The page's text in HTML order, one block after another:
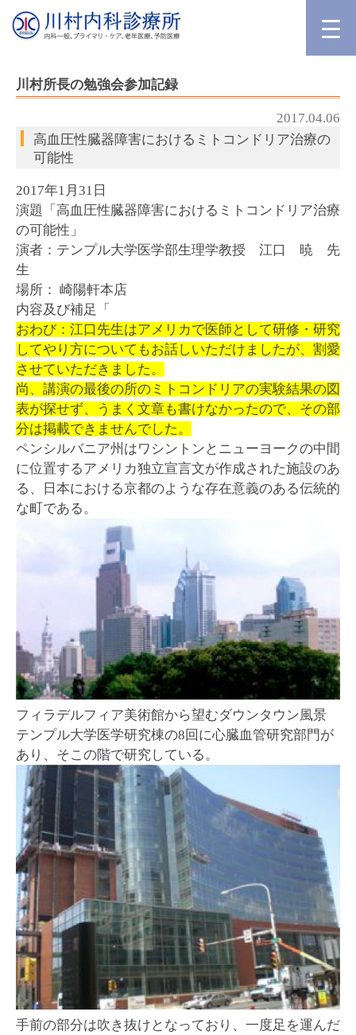
川村所長の勉強会参加記録
2017.04.06
高血圧性臓器障害におけるミトコンドリア治療の
可能性
2017年1月31日
演題「高血圧性臓器障害におけるミトコンドリア治療
の可能性」
演者：テンプル大学医学部生理学教授 江口 暁 先
生
場所： 崎陽軒本店
内容及び補足「
おわび：江口先生はアメリカで医師として研修・研究
してやり方についてもお話しいただけましたが、割愛
させていただきました。
尚、講演の最後の所のミトコンドリアの実験結果の図
表が探せず、うまく文章も書けなかったので、その部
分は掲載できませんでした。
ペンシルバニア州はワシントンとニューヨークの中間
に位置するアメリカ独立宣言文が作成された施設のあ
る、日本における京都のような存在意義のある伝統的
な町である。
フィラデルフィア美術館から望むダウンタウン風景
テンプル大学医学研究棟の8回に心臓血管研究部門が
あり、そこの階で研究している。
手前の部分は吹き抜けとなっており、一度足を運んだ